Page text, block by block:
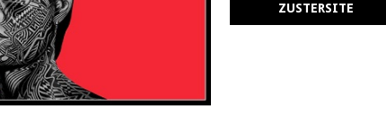
ZUSTERSITE